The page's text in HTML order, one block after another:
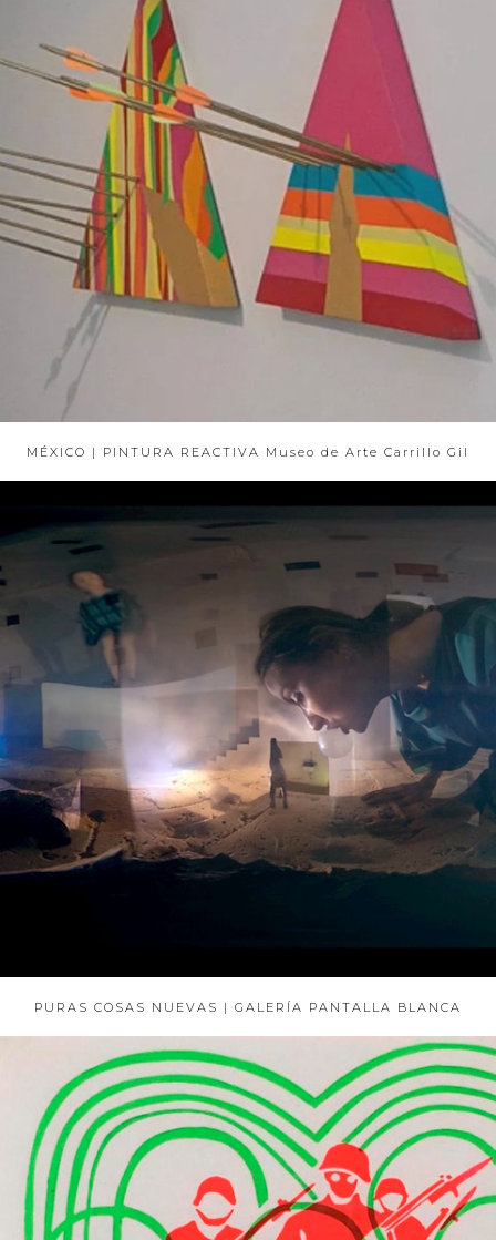
MÉXICO | PINTURA REACTIVA Museo de Arte Carrillo Gil
PURAS COSAS NUEVAS | GALERÍA PANTALLA BLANCA